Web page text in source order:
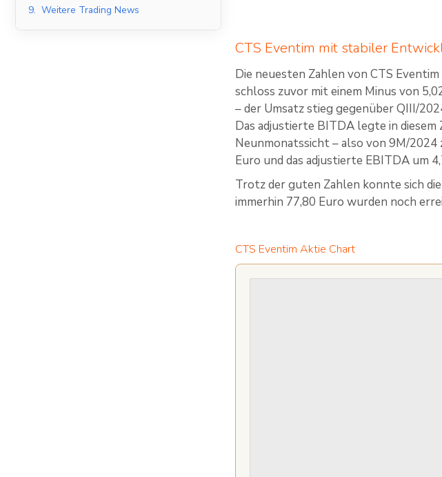
9. Weitere Trading News
CTS Eventim mit stabiler
Die neuesten Zahlen von CTS
schloss zuvor mit einem Minus von
– der Umsatz stieg gegenüber QIII/
Das adjustierte BITDA legte in
Neunmonatssicht – also von 9M/
Euro und das adjustierte EBITDA um
Trotz der guten Zahlen konnte sich
immerhin 77,80 Euro wurden noch
CTS Eventim Aktie Chart